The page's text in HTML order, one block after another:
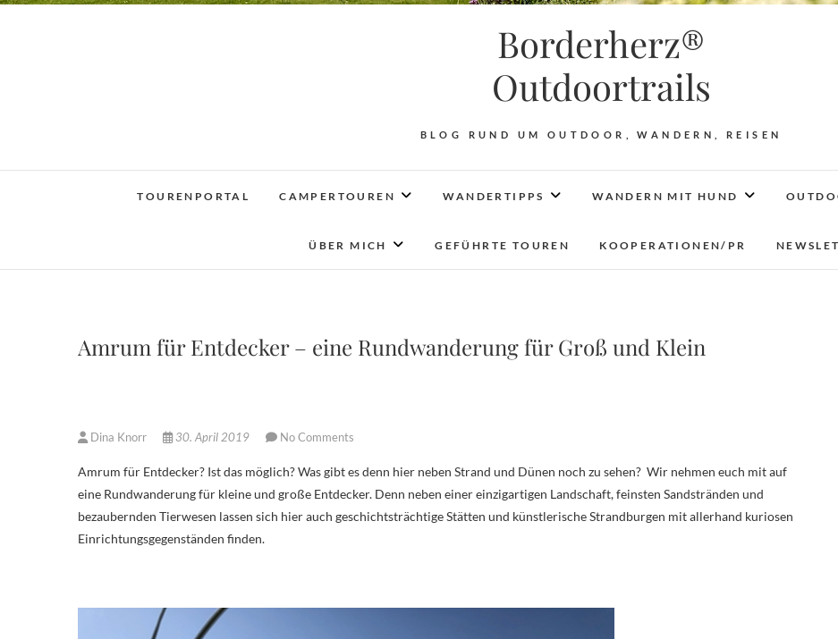
Borderherz®
Outdoortrails
BLOG RUND UM OUTDOOR, WANDERN, REISEN
TOURENPORTAL CAMPERTOUREN WANDERTIPPS WANDERN MIT HUND
ÜBER MICH GEFÜHRTE TOUREN KOOPERATIONEN/PR
Amrum für Entdecker – eine Rundwanderung für Groß und Klein
Dina Knorr 30. April 2019 No Comments
Amrum für Entdecker? Ist das möglich? Was gibt es denn hier neben Strand und Dünen noch zu sehen? Wir nehmen euch mit auf
eine Rundwanderung für kleine und große Entdecker. Denn neben einer einzigartigen Landschaft, feinsten Sandstränden und
bezaubernden Tierwesen lassen sich hier auch geschichtsträchtige Stätten und künstlerische Strandburgen mit allerhand kuriosen
Einrichtungsgegenständen finden.